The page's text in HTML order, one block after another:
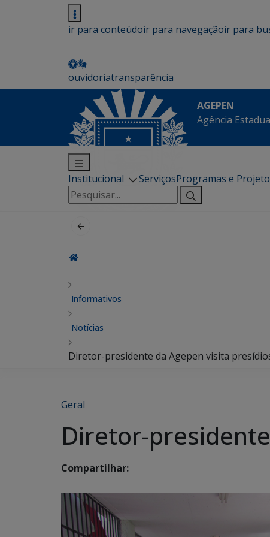
ir para conteúdoir para navegaçãoir para
ouvidoriatransparência
AGEPEN
Agência
Institucional ServiçosProgramas e
Pesquisar
por:
Informativos
Notícias
Diretor-presidente da Agepen visita
Geral
Diretor-
Compartilhar: